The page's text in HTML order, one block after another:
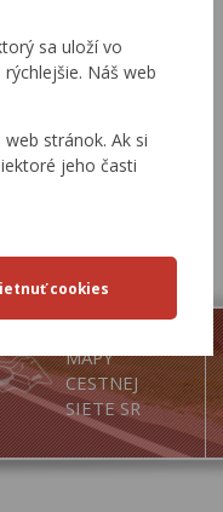
sa uloží vo
Náš web
stránok. Ak si
jeho časti
MAPY
CESTNEJ
SIETE SR